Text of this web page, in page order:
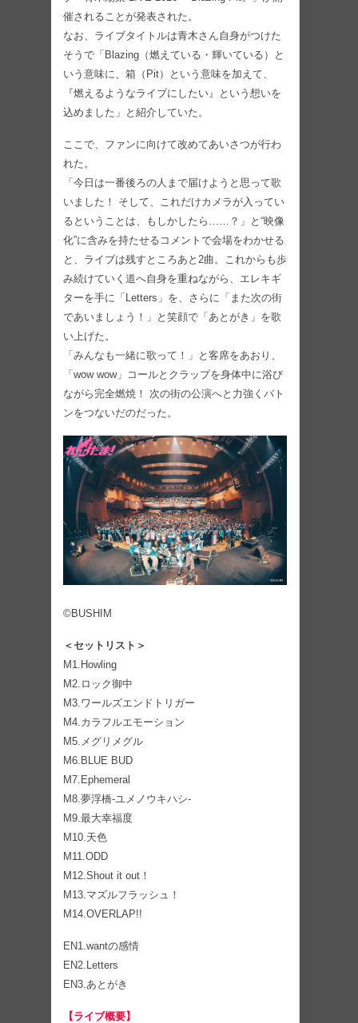
催されることが発表された。
なお、ライブタイトルは青木さん自身がつけた
そうで「Blazing（燃えている・輝いている）と
いう意味に、箱（Pit）という意味を加えて、
『燃えるようなライブにしたい』という想いを
込めました」と紹介していた。
ここで、ファンに向けて改めてあいさつが行わ
れた。
「今日は一番後ろの人まで届けようと思って歌
いました！ そして、これだけカメラが入ってい
るということは、もしかしたら……？」と“映像
化”に含みを持たせるコメントで会場をわかせる
と、ライブは残すところあと2曲。これからも歩
み続けていく道へ自身を重ねながら、エレキギ
ターを手に「Letters」を、さらに「また次の街
であいましょう！」と笑顔で「あとがき」を歌
い上げた。
「みんなも一緒に歌って！」と客席をあおり、
「wow wow」コールとクラップを身体中に浴び
ながら完全燃焼！ 次の街の公演へと力強くバト
ンをつないだのだった。
©BUSHIM
＜セットリスト＞
M1.Howling
M2.ロック御中
M3.ワールズエンドトリガー
M4.カラフルエモーション
M5.メグリメグル
M6.BLUE BUD
M7.Ephemeral
M8.夢浮橋-ユメノウキハシ-
M9.最大幸福度
M10.天色
M11.ODD
M12.Shout it out！
M13.マズルフラッシュ！
M14.OVERLAP!!
EN1.wantの感情
EN2.Letters
EN3.あとがき
【ライブ概要】